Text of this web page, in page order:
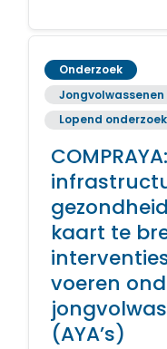
Onderzoek
Lopend onderzoek
kaart te
voeren
(AYA’s)